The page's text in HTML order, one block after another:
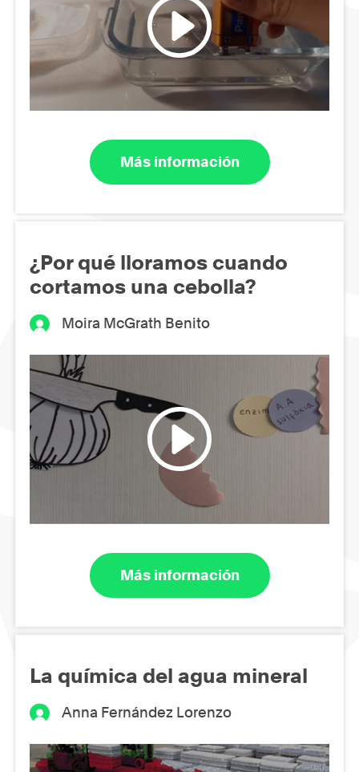
Más información
¿Por qué lloramos cuando
cortamos una cebolla?
Moira McGrath Benito
Más información
La química del agua mineral
Anna Fernández Lorenzo